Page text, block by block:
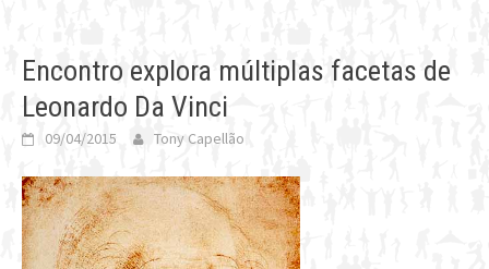
Encontro explora múltiplas facetas de
Leonardo Da Vinci
09/04/2015 Tony Capellão